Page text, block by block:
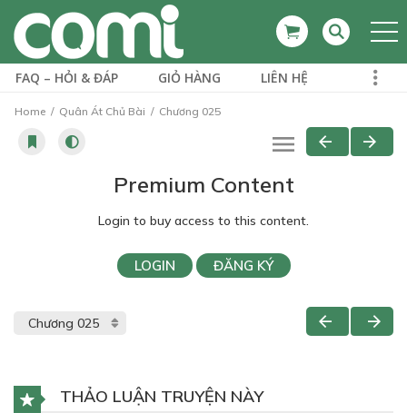
FAQ – HỎI & ĐÁP GIỎ HÀNG LIÊN HỆ
Home Quân Át Chủ Bài Chương 025
Premium Content
Login to buy access to this content.
LOGIN ĐĂNG KÝ
THẢO LUẬN TRUYỆN NÀY